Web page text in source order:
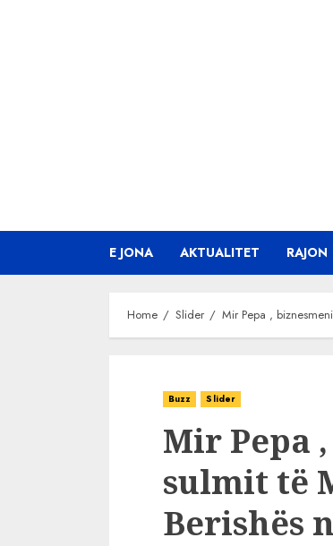
E JONA AKTUALITET RAJON
Home Slider Mir Pepa ,
Buzz Slider
Mir Pepa
sulmit të
Berishës